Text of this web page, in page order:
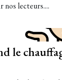
nos lecteurs....
le